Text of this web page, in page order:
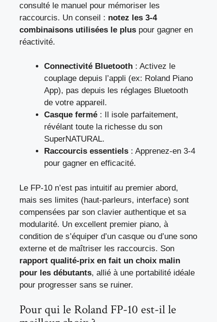
consulté le manuel pour mémoriser les
raccourcis. Un conseil : notez les 3-4
combinaisons utilisées le plus pour gagner en
réactivité.
Connectivité Bluetooth : Activez le
couplage depuis l’appli (ex: Roland Piano
App), pas depuis les réglages Bluetooth
de votre appareil.
Casque fermé : Il isole parfaitement,
révélant toute la richesse du son
SuperNATURAL.
Raccourcis essentiels : Apprenez-en 3-4
pour gagner en efficacité.
Le FP-10 n’est pas intuitif au premier abord,
mais ses limites (haut-parleurs, interface) sont
compensées par son clavier authentique et sa
modularité. Un excellent premier piano, à
condition de s’équiper d’un casque ou d’une sono
externe et de maîtriser les raccourcis. Son
rapport qualité-prix en fait un choix malin
pour les débutants, allié à une portabilité idéale
pour progresser sans se ruiner.
Pour qui le Roland FP-10 est-il le